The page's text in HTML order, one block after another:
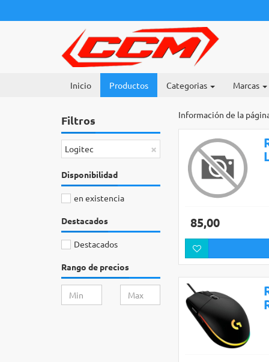
Inicio Productos Categorias Marcas
Filtros
×
Logitec
Disponibilidad
en existencia
Destacados
Destacados
Rango de precios
Información de la
85,00